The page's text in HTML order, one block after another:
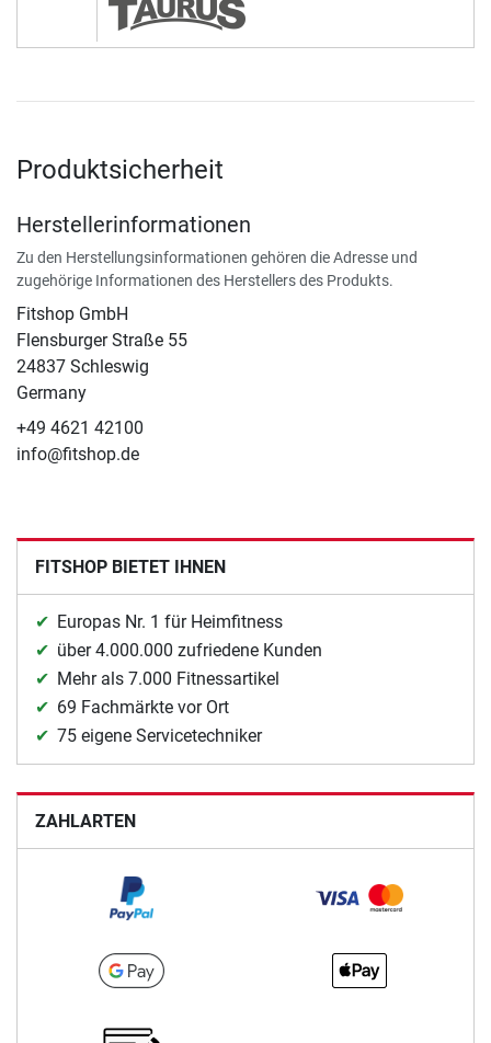
Produktsicherheit
Herstellerinformationen
Zu den Herstellungsinformationen gehören die Adresse und
zugehörige Informationen des Herstellers des Produkts.
Fitshop GmbH
Flensburger Straße 55
24837 Schleswig
Germany
+49 4621 42100
info@fitshop.de
FITSHOP BIETET IHNEN
Europas Nr. 1 für Heimfitness
über 4.000.000 zufriedene Kunden
Mehr als 7.000 Fitnessartikel
69 Fachmärkte vor Ort
75 eigene Servicetechniker
ZAHLARTEN